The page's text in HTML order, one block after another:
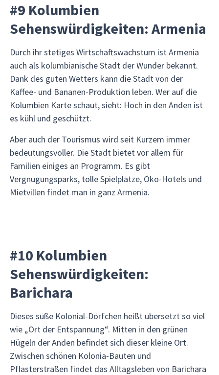
#9 Kolumbien
Sehenswürdigkeiten: Armenia
Durch ihr stetiges Wirtschaftswachstum ist Armenia
auch als kolumbianische Stadt der Wunder bekannt.
Dank des guten Wetters kann die Stadt von der
Kaffee- und Bananen-Produktion leben. Wer auf die
Kolumbien Karte schaut, sieht: Hoch in den Anden ist
es kühl und geschützt.
Aber auch der Tourismus wird seit Kurzem immer
bedeutungsvoller. Die Stadt bietet vor allem für
Familien einiges an Programm. Es gibt
Vergnügungsparks, tolle Spielplätze, Öko-Hotels und
Mietvillen findet man in ganz Armenia.
#10 Kolumbien
Sehenswürdigkeiten:
Barichara
Dieses süße Kolonial-Dörfchen heißt übersetzt so viel
wie „Ort der Entspannung“. Mitten in den grünen
Hügeln der Anden befindet sich dieser kleine Ort.
Zwischen schönen Kolonia-Bauten und
Pflasterstraßen findet das Alltagsleben von Barichara